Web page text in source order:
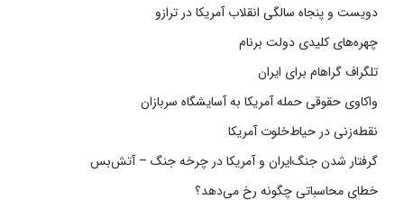
دویست و پنجاه سالگی انقلاب آمریکا در ترازو
چهره‌های کلیدی دولت برنام
تلگراف گراهام برای ایران
واکاوی حقوقی حمله آمریکا به آسایشگاه سربازان
نقطه‌زنی در حیاط‌خلوت آمریکا
گرفتار شدن جنگ‌ایران و آمریکا در چرخه جنگ – آتش‌بس
خطای محاسباتی چگونه رخ می‌دهد؟